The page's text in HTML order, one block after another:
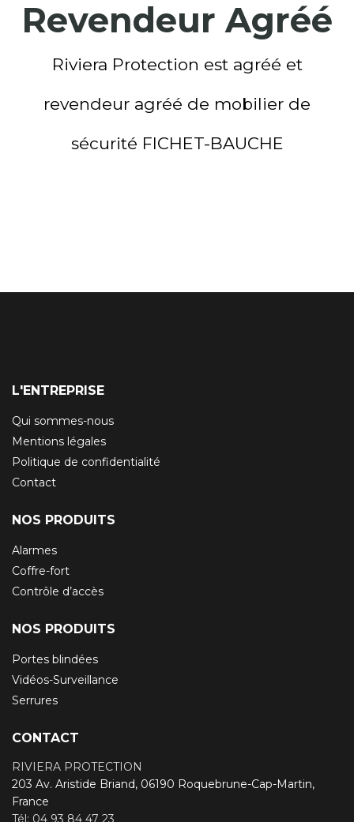
Revendeur Agréé
Riviera Protection est agréé et
revendeur agréé de mobilier de
sécurité FICHET-BAUCHE
L'ENTREPRISE
Qui sommes-nous
Mentions légales
Politique de confidentialité
Contact
NOS PRODUITS
Alarmes
Coffre-fort
Contrôle d’accès
NOS PRODUITS
Portes blindées
Vidéos-Surveillance
Serrures
CONTACT
RIVIERA PROTECTION
203 Av. Aristide Briand, 06190 Roquebrune-Cap-Martin,
France
Tél: 04 93 84 47 23